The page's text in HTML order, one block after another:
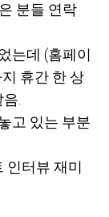
분들 연락
는데 (홈페이
휴간 한 상
.
고 있는 부분
인터뷰 재미